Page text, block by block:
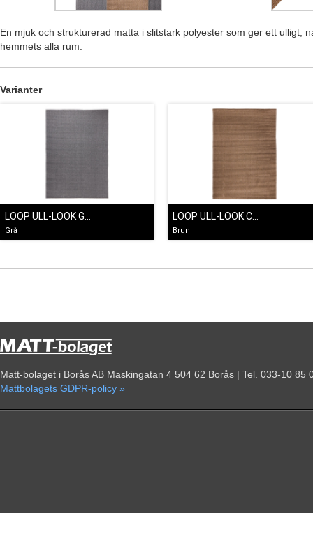
En mjuk och strukturerad matta i slitstark polyester som ger ett ulligt,
hemmets alla rum.
Varianter
Grå Brun
Matt-bolaget i Borås AB Maskingatan 4 504 62 Borås | Tel. 033-10
Mattbolagets GDPR-policy »